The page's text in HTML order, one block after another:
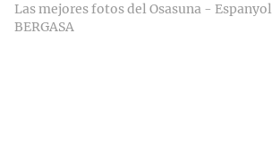
Las mejores fotos del Osasuna - Espanyol
BERGASA